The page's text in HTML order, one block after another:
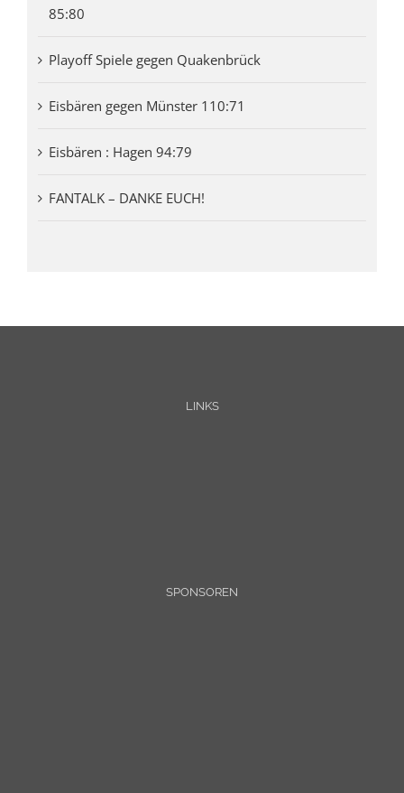
85:80
Playoff Spiele gegen Quakenbrück
Eisbären gegen Münster 110:71
Eisbären : Hagen 94:79
FANTALK – DANKE EUCH!
LINKS
SPONSOREN